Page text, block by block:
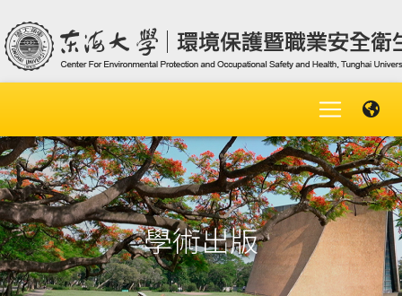
學術出版